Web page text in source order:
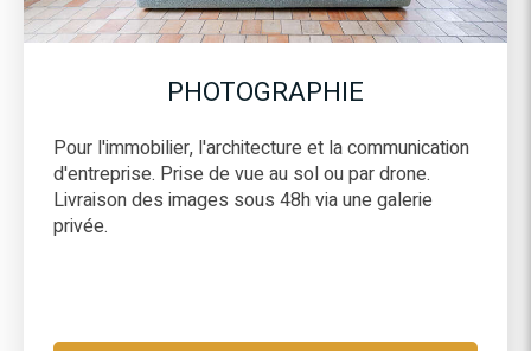
PHOTOGRAPHIE
Pour l'immobilier, l'architecture et la communication
d'entreprise. Prise de vue au sol ou par drone.
Livraison des images sous 48h via une galerie
privée.